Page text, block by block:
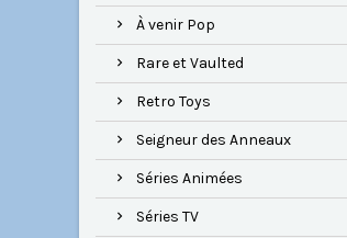
À venir Pop
Rare et Vaulted
Retro Toys
Seigneur des Anneaux
Séries Animées
Séries TV